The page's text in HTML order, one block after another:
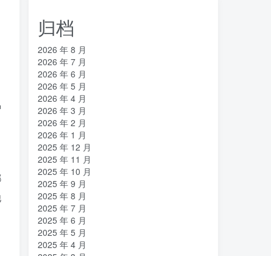
归档
2026 年 8 月
2026 年 7 月
2026 年 6 月
2026 年 5 月
2026 年 4 月
2026 年 3 月
2026 年 2 月
2026 年 1 月
2025 年 12 月
2025 年 11 月
2025 年 10 月
2025 年 9 月
2025 年 8 月
2025 年 7 月
2025 年 6 月
2025 年 5 月
2025 年 4 月